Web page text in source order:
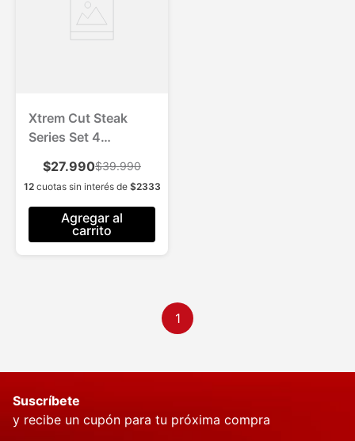
Xtrem Cut Steak
Series Set 4
$27.990$39.990
12cuotas sin interés de $2333
Agregar al
carrito
1
Suscríbete
y recibe un cupón para tu próxima compra